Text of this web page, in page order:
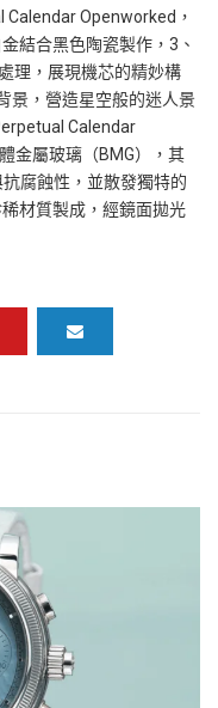
Openworked ，
結合黑色陶瓷製作， 3 、
理，展現機芯的精妙構
景，營造星空般的迷人景
Calendar
金屬玻璃（BMG），其
腐蝕性，並散發獨特的
材質製成，經鏡面拋光